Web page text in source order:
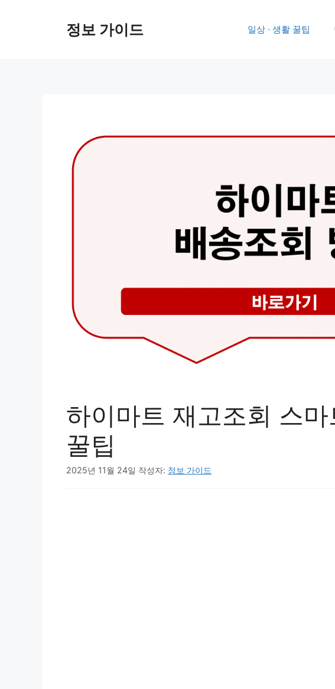
정보 가이드 일상 · 생활 꿀팁
하이마트 재고조회 스
꿀팁
2025년 11월 24일 작성자: 정보 가이드